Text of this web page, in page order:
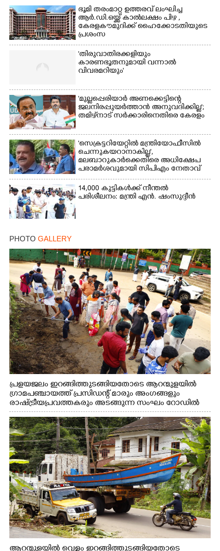
ഭൂമി തരംമാറ്റ ഉത്തരവ് ലംഘിച്ച
ആർ.ഡി.ഒയ്ക്ക് കാൽലക്ഷം പിഴ ,​
കേരളകൗമുദിക്ക് ഹൈക്കോടതിയുടെ
പ്രശംസ
'തിരുവാതിരക്കളിയും
കാരണഭൂതനുമായി വന്നാൽ
വിവരമറിയും '
'മുല്ലപ്പെരിയാർ അണക്കെട്ടിന്റെ
ജലനിരപ്പുയർത്താൻ അനുവദിക്കില്ല';
തമിഴ്‌നാട് സർക്കാരിനെതിരെ കേരളം
'സെക്രട്ടറിയേറ്റിൽ മന്ത്രിയോഫീസിൽ
ചെന്നുകയറാനാകില്ല',
മലബാറുകാർക്കെതിരെ അധിക്ഷേപ
പരാമർശവുമായി സിപിഎം നേതാവ്‌
14,000 കുട്ടികൾക്ക് നീന്തൽ
പരിശീലനം: മന്ത്രി എൻ. ഷംസുദ്ദീൻ
PHOTO GALLERY
പ്രളയജലം ഇറങ്ങിത്തുടങ്ങിയതോടെ ആറന്മുളയിൽ
ഗ്രാമപഞ്ചായത്ത് പ്രസിഡന്റ് മാരും അംഗങ്ങളും
രാഷ്ട്രീയപ്രവത്തകരും അടങ്ങുന്ന സംഘം റോഡിൽ
അടിഞ്ഞ് കൂടിയ ചെളിയും മണ്ണും മറ്റ് മാലിന്യങ്ങളും
നീക്കം ചെയ്യുന്നു.
ആറന്മുളയിൽ വെള്ളം ഇറങ്ങിത്തുടങ്ങിയതോടെ
Copy Link